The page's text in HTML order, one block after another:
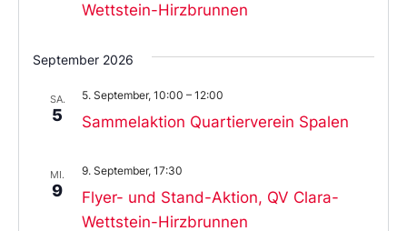
Wettstein-Hirzbrunnen
September 2026
SA.
5 Sammelaktion Quartierverein Spalen
5. September, 10:00 – 12:00
MI.
9
Flyer- und Stand-Aktion, QV Clara-
Wettstein-Hirzbrunnen
9. September, 17:30